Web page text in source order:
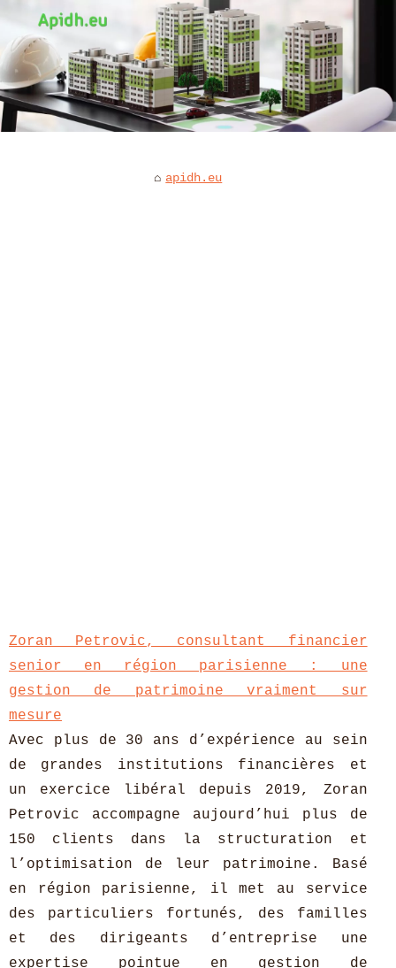
apidh.eu
Zoran Petrovic, consultant financier
senior en région parisienne : une
gestion de patrimoine vraiment sur
mesure
Avec plus de 30 ans d’expérience au sein
de grandes institutions financières et
un exercice libéral depuis 2019, Zoran
Petrovic accompagne aujourd’hui plus de
150 clients dans la structuration et
l’optimisation de leur patrimoine. Basé
en région parisienne, il met au service
des particuliers fortunés, des familles
et des dirigeants d’entreprise une
expertise pointue en gestion de